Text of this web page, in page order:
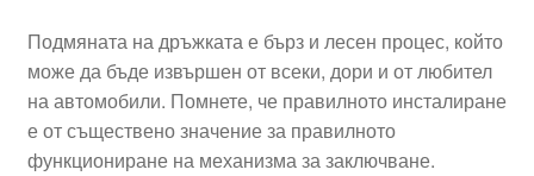
Подмяната на дръжката е бърз и лесен процес, който
може да бъде извършен от всеки, дори и от любител
на автомобили. Помнете, че правилното инсталиране
е от съществено значение за правилното
функциониране на механизма за заключване.